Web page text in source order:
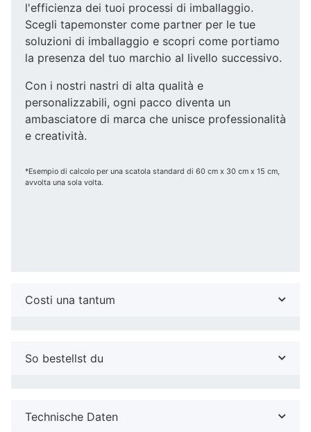
l'efficienza dei tuoi processi di imballaggio.
Scegli tapemonster come partner per le tue
soluzioni di imballaggio e scopri come portiamo
la presenza del tuo marchio al livello successivo.
Con i nostri nastri di alta qualità e
personalizzabili, ogni pacco diventa un
ambasciatore di marca che unisce professionalità
e creatività.
*Esempio di calcolo per una scatola standard di 60 cm x 30 cm x 15 cm,
avvolta una sola volta.
Costi una tantum
So bestellst du
Technische Daten